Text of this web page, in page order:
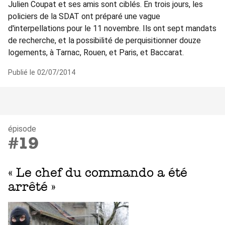
Julien Coupat et ses amis sont ciblés. En trois jours, les
policiers de la SDAT ont préparé une vague
d'interpellations pour le 11 novembre. Ils ont sept mandats
de recherche, et la possibilité de perquisitionner douze
logements, à Tarnac, Rouen, et Paris, et Baccarat.
Publié le 02/07/2014
épisode
#19
« Le chef du commando a été
arrêté »